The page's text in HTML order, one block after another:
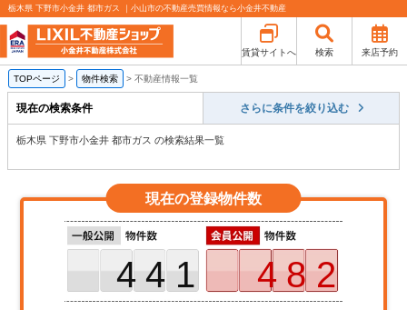
栃木県 下野市小金井 都市ガス ｜小山市の不動産売買情報なら小金井不動産
賃貸サイトへ 検索 来店予約
TOPページ > 物件検索 > 不動産情報一覧
現在の検索条件 さらに条件を絞り込む
栃木県 下野市小金井 都市ガス の検索結果一覧
現在の登録物件数
441 482